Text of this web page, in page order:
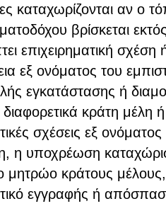
καταχωρίζονται αν ο
βρίσκεται
επιχειρηματική
εξ ονόματος του
εγκατάστασης ή
κράτη μέλη
σχέσεις εξ
η υποχρέωση
μητρώο κράτους
εγγραφής ή